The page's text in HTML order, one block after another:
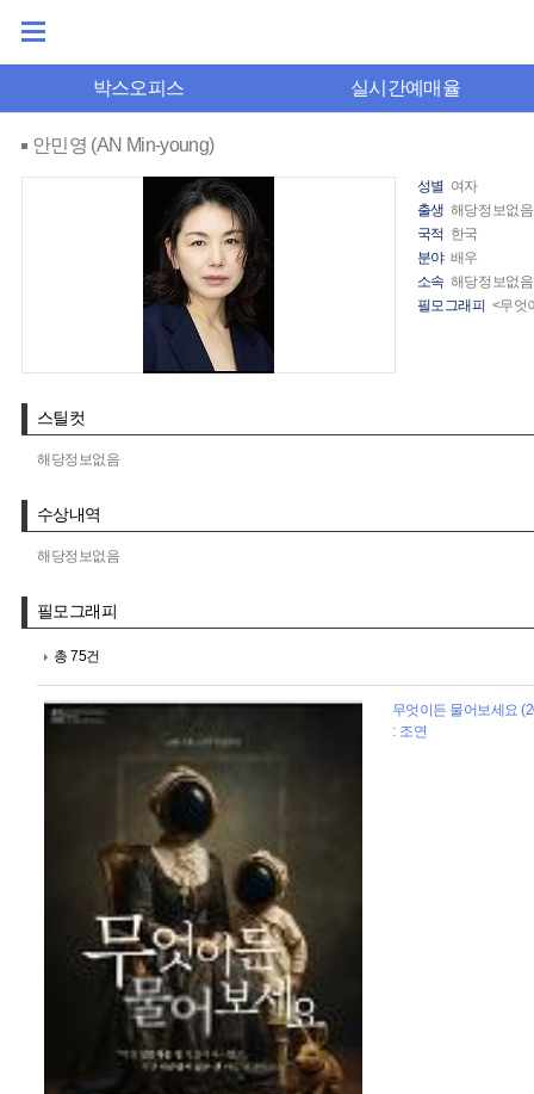
박스오피스 실시간예매율
안민영 (AN Min-young)
성별 여자
출생 해당정보없음
국적 한국
분야 배우
소속 해당정보없음
필모그래피 <무엇
스틸컷
해당정보없음
수상내역
해당정보없음
필모그래피
총 75건
무엇이든 물어보세요
: 조연